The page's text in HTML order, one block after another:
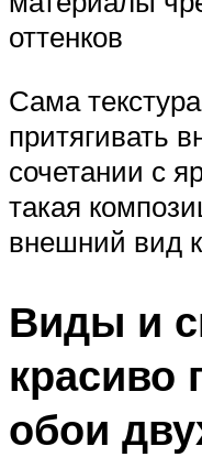
оттенков
Сама
притягивать
сочетании с
такая
внешний вид
Виды и
красиво
обои